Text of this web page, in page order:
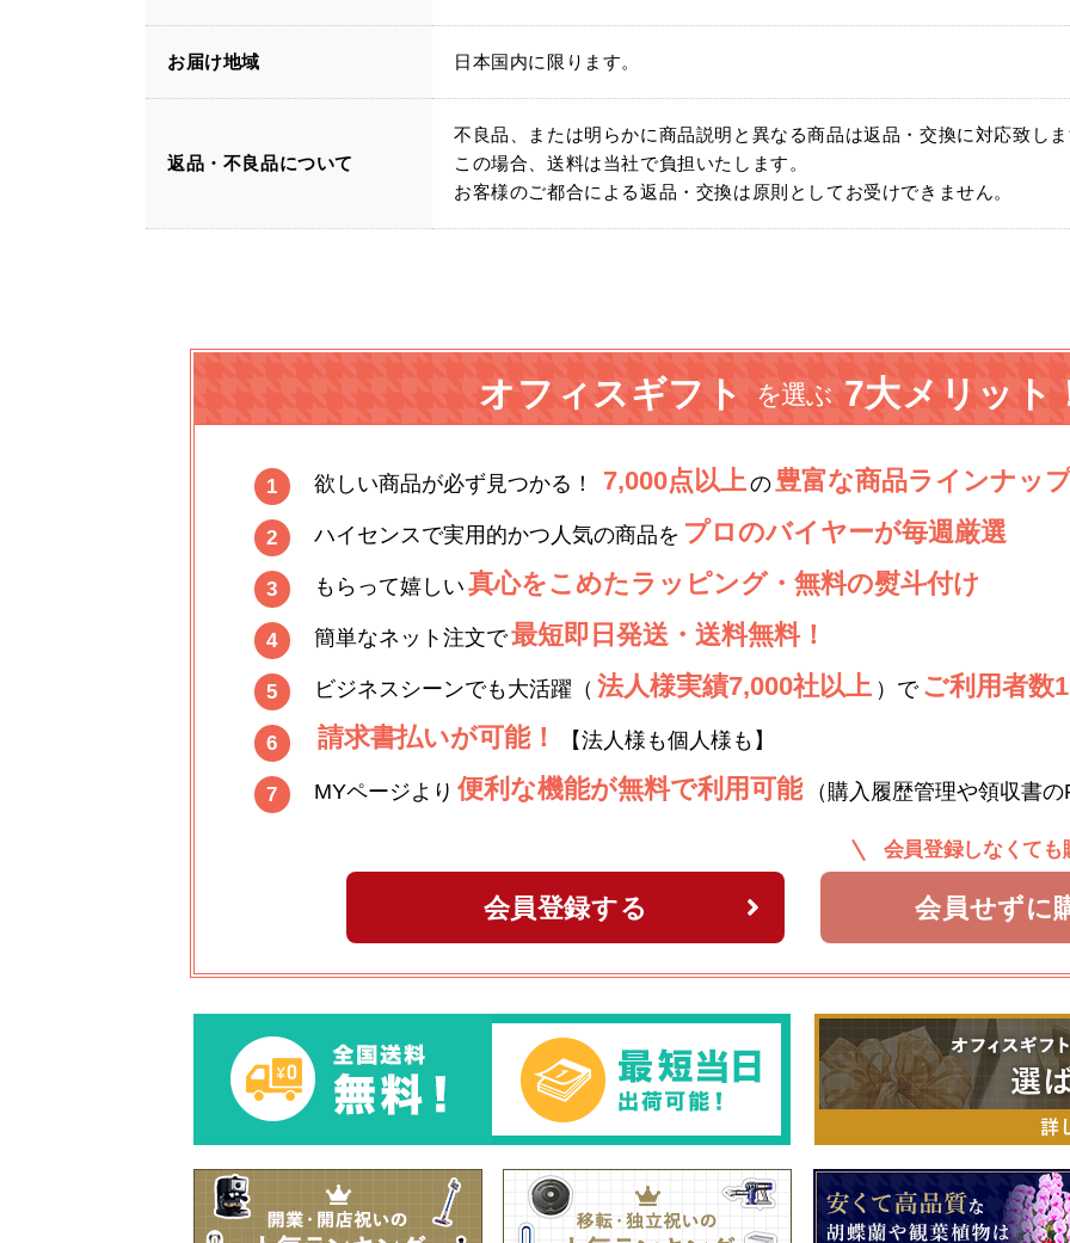
お届け地域 日本国内に限ります。
返品・不良品について
不良品、または明らかに商品説明と異なる商品は返品・交換に対応致し
この場合、送料は当社で負担いたします。
お客様のご都合による返品・交換は原則としてお受けできません。
オフィスギフト を選ぶ 7大メリット
1 欲しい商品が必ず見つかる！ 7,000点以上の 豊富な商品ラインナッ
2 ハイセンスで実用的かつ人気の商品を プロのバイヤーが毎週厳選
3 もらって嬉しい 真心をこめたラッピング・無料の熨斗付け
4 簡単なネット注文で最短即日発送・送料無料！
5 ビジネスシーンでも大活躍（ 法人様実績7,000社以上 ）で ご利用者数
6 請求書払いが可能！ 【法人様も個人様も】
7 MYページより 便利な機能が無料で利用可能 （購入履歴管理や領収書
会員登録する
会員登録しなくても
会員せずに